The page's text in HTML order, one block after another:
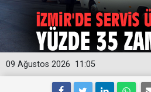
11:05
09 Ağustos 2026